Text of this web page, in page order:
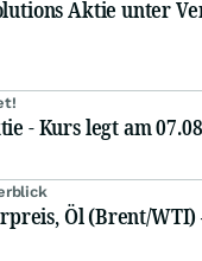
Aktie unter
- Kurs legt am
Öl (Brent/WTI)